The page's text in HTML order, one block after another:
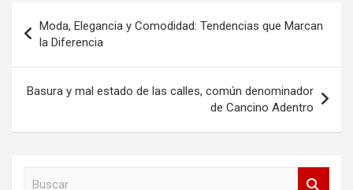
Navegación
de
entradas
Moda, Elegancia y Comodidad: Tendencias que Marcan
la Diferencia
Basura y mal estado de las calles, común denominador
de Cancino Adentro